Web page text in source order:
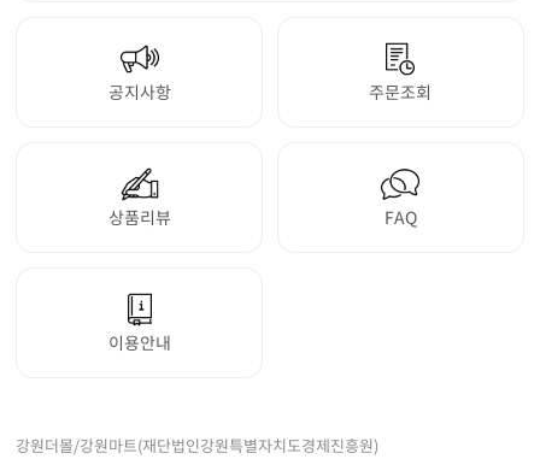
공지사항 주문조회
상품리뷰 FAQ
이용안내
강원더몰/강원마트(재단법인강원특별자치도경제진흥원)